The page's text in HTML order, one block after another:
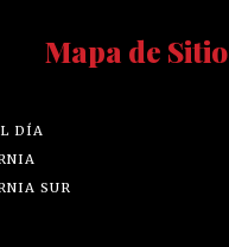
Mapa de Sitio
DÍA
SUR